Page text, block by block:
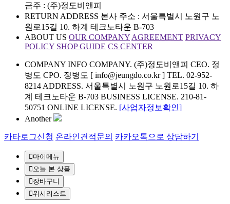
금주 : (주)정도비앤피
RETURN ADDRESS 본사 주소 : 서울특별시 노원구 노
원로15길 10. 하계 테크노타운 B-703
ABOUT US OUR COMPANY AGREEMENT PRIVACY
POLICY SHOP GUIDE CS CENTER
COMPANY INFO COMPANY. (주)정도비앤피 CEO. 정
병도 CPO. 정병도 [ info@jeungdo.co.kr ] TEL. 02-952-
8214 ADDRESS. 서울특별시 노원구 노원로15길 10. 하
계 테크노타운 B-703 BUSINESS LICENSE. 210-81-
50751 ONLINE LICENSE. [사업자정보확인]
Another
카타로그신청 온라인견적문의 카카오톡으로 상담하기
마이메뉴
오늘 본 상품
장바구니
위시리스트